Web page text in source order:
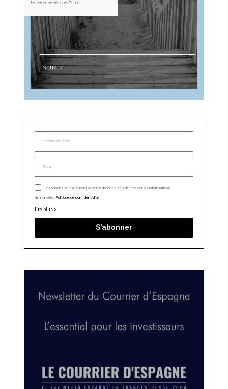
Je consens au traitement de mes données afin de recevoir les informations
demandées. Politique de confidentialité
lire plus >
S'abonner